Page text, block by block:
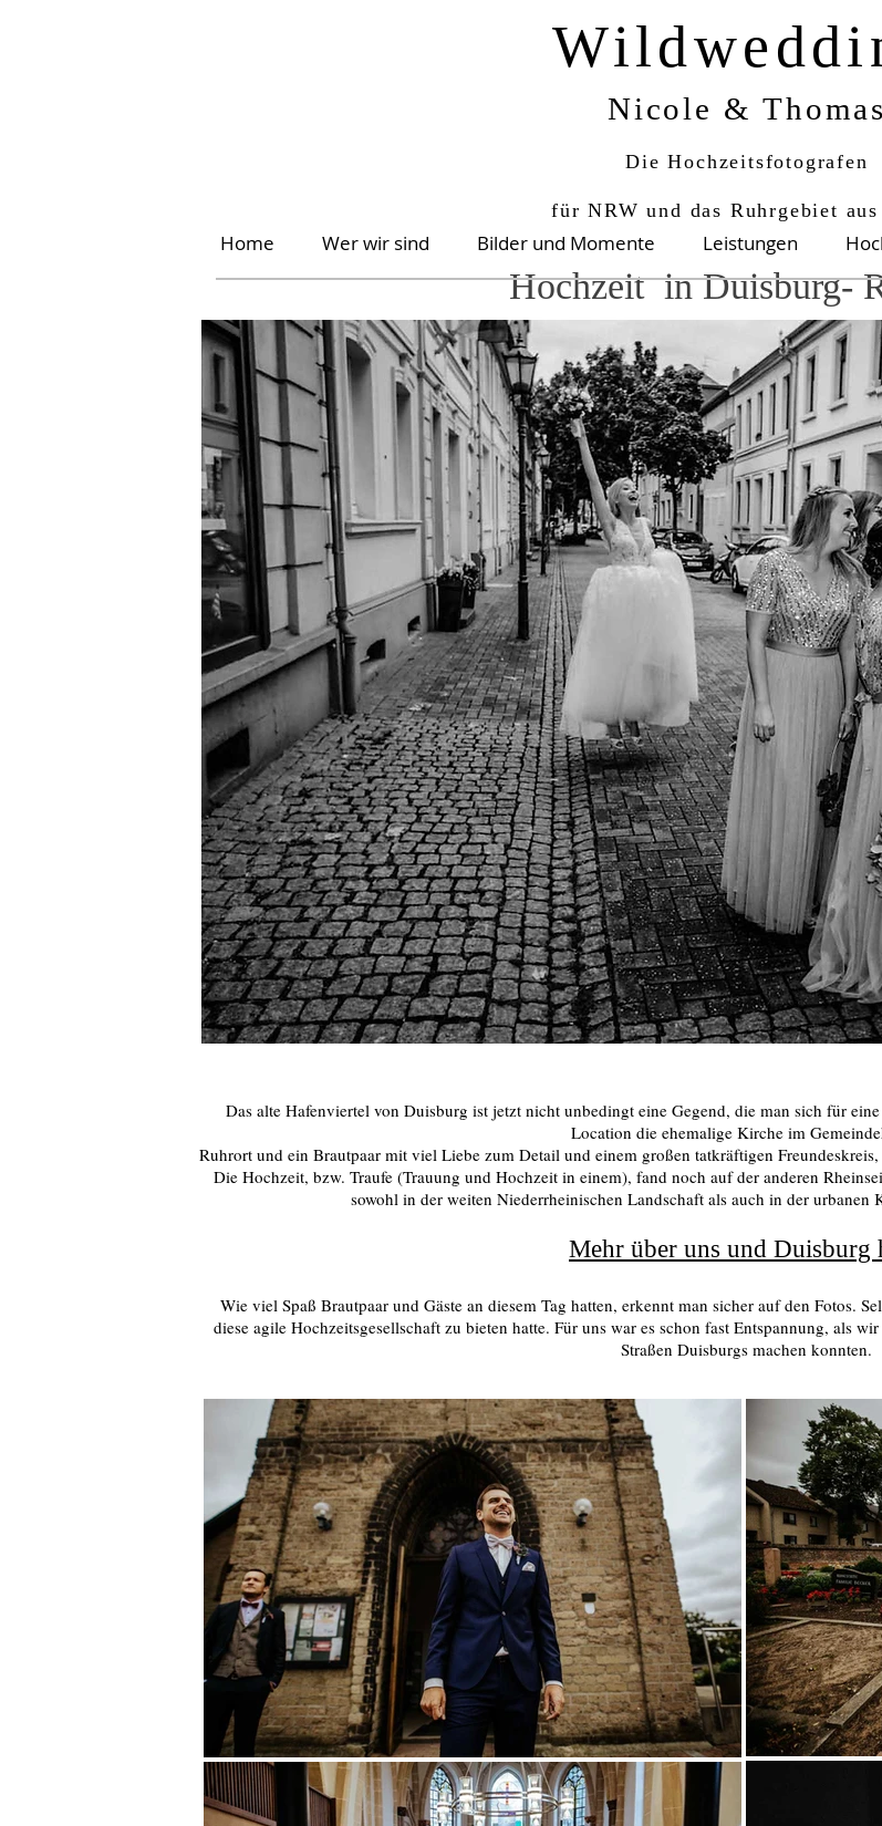
Home Wer wir sind Bilder und Momente Leistungen
Nicole & Thomas
Die Hochzeitsfotografen
für NRW und das Ruhrgebiet aus
Hochzeit in Duisburg-
Das alte Hafenviertel von Duisburg ist jetzt nicht unbedingt eine Gegend, die man sich für
Location die ehemalige Kirche im
Ruhrort und ein Brautpaar mit viel Liebe zum Detail und einem großen tatkräftigen
Die Hochzeit, bzw. Traufe (Trauung und Hochzeit in einem), fand noch auf der anderen
sowohl in der weiten Niederrheinischen Landschaft als auch in der urbanen
Mehr über uns und Duisburg
Wie viel Spaß Brautpaar und Gäste an diesem Tag hatten, erkennt man sicher auf den Fotos.
diese agile Hochzeitsgesellschaft zu bieten hatte. Für uns war es schon fast Entspannung, als
Straßen Duisburgs machen konnten.